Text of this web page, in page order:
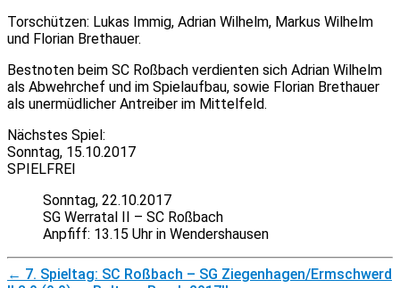
Torschützen: Lukas Immig, Adrian Wilhelm, Markus Wilhelm
und Florian Brethauer.
Bestnoten beim SC Roßbach verdienten sich Adrian Wilhelm
als Abwehrchef und im Spielaufbau, sowie Florian Brethauer
als unermüdlicher Antreiber im Mittelfeld.
Nächstes Spiel:
Sonntag, 15.10.2017
SPIELFREI
Sonntag, 22.10.2017
SG Werratal II – SC Roßbach
Anpfiff: 13.15 Uhr in Wendershausen
← 7. Spieltag: SC Roßbach – SG Ziegenhagen/Ermschwerd